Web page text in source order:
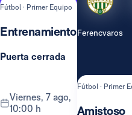
Fútbol · Primer Equipo
Entrenamiento
Puerta cerrada
viernes, 7 ago,
10:00 h
Ferencvaros
Fútbol · Primer
Amistoso